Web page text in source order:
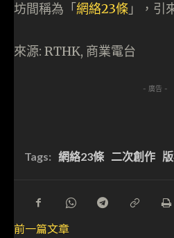
坊間稱為「網絡23條 」，引
來源: RTHK, 商業電台
- 廣告 -
Tags: 網絡23條 二次創作
前一篇文章